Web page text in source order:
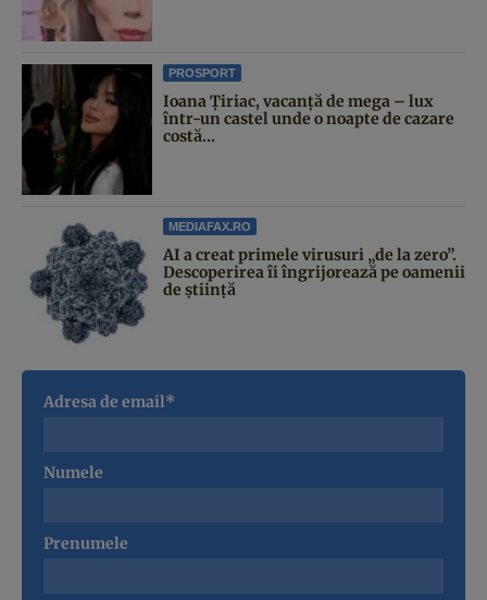
PROSPORT
Ioana Țiriac, vacanță de mega – lux
într-un castel unde o noapte de cazare
costă...
MEDIAFAX.RO
AI a creat primele virusuri „de la zero”.
Descoperirea îi îngrijorează pe oamenii
de știință
Adresa de email*
Numele
Prenumele